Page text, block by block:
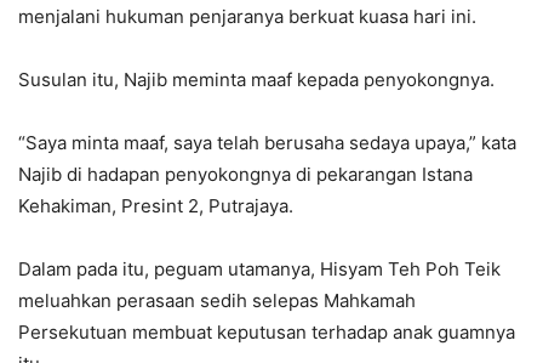
menjalani hukuman penjaranya berkuat kuasa hari ini.
Susulan itu, Najib meminta maaf kepada penyokongnya.
“Saya minta maaf, saya telah berusaha sedaya upaya,” kata
Najib di hadapan penyokongnya di pekarangan Istana
Kehakiman, Presint 2, Putrajaya.
Dalam pada itu, peguam utamanya, Hisyam Teh Poh Teik
meluahkan perasaan sedih selepas Mahkamah
Persekutuan membuat keputusan terhadap anak guamnya